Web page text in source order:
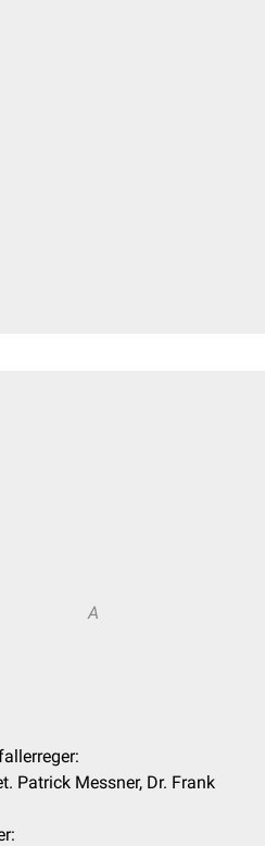
A
Patrick Messner, Dr. Frank